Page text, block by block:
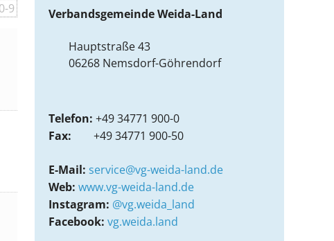
0-9 Verbandsgemeinde Weida-Land
Hauptstraße 43
06268 Nemsdorf-Göhrendorf
Telefon: +49 34771 900-0
Fax: +49 34771 900-50
E-Mail: service@vg-weida-land.de
Web: www.vg-weida-land.de
Instagram: @vg.weida_land
Facebook: vg.weida.land